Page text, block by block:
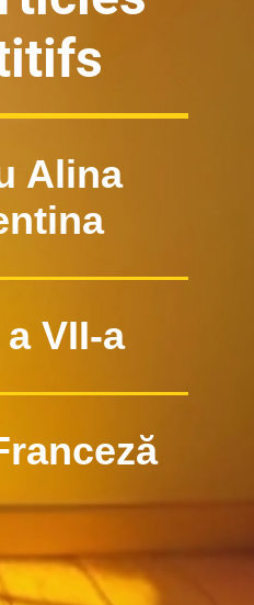
Alina
VII-a